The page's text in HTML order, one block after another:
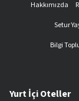
Hakkımızda
Setur
Bilgi
Yurt İçi Oteller